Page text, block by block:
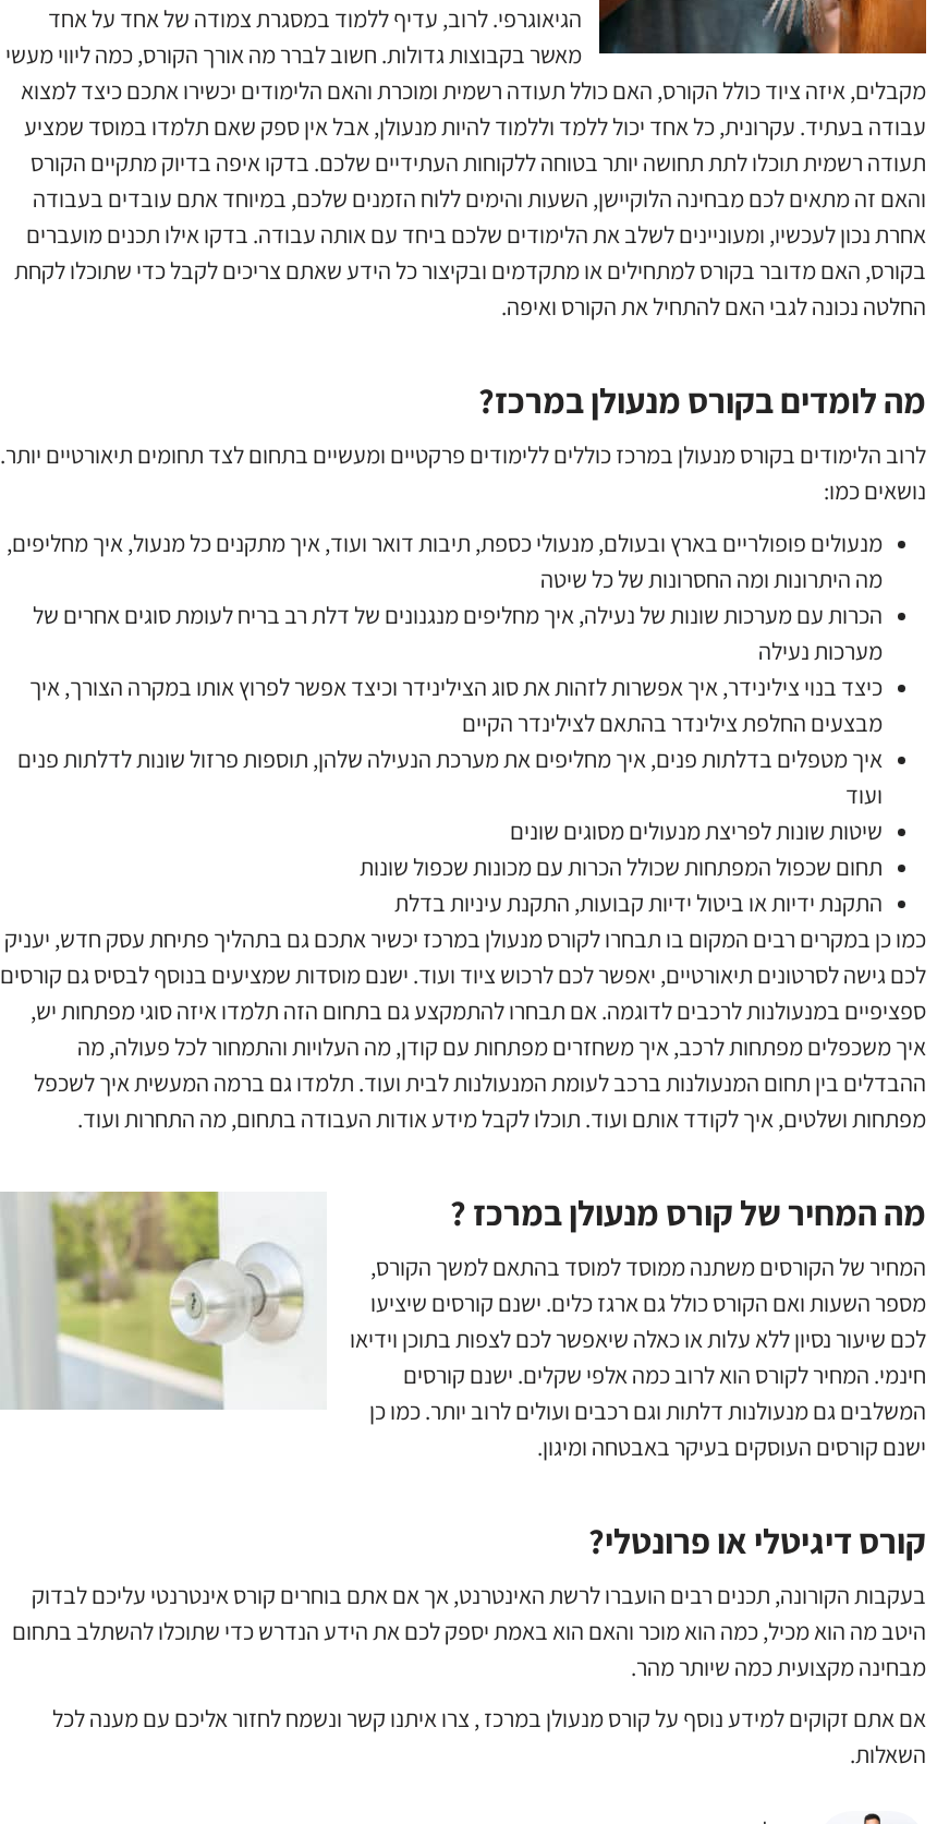
הגיאוגרפי.לרוב, עדיף ללמוד במסגרת צמודה של אחד על אחד
מאשר בקבוצות גדולות. חשוב לברר מה אורך הקורס,כמה ליווי מעשי
מקבלים,איזה ציוד כולל הקורס, האם כולל תעודה רשמית ומוכרת והאם הלימודים יכשירו אתכם כיצד למצוא
עבודה בעתיד. עקרונית,כל אחד יכול ללמד וללמוד להיות מנעולן,אבל אין ספק שאם תלמדו במוסד שמציע
תעודה רשמית תוכלו לתת תחושה יותר בטוחה ללקוחות העתידיים שלכם. בדקו איפה בדיוק מתקיים הקורס
והאם זה מתאים לכם מבחינה הלוקיישן, השעות והימים ללוח הזמנים שלכם, במיוחד אתם עובדים בעבודה
אחרת נכון לעכשיו, ומעוניינים לשלב את הלימודים שלכם ביחד עם אותה עבודה. בדקו אילו תכנים מועברים
בקורס, האם מדובר בקורס למתחילים או מתקדמים ובקיצור כל הידע שאתם צריכים לקבל כדי שתוכלו לקחת
החלטה נכונה לגבי האם להתחיל את הקורס ואיפה.
מה לומדים בקורס מנעולן במרכז?
לרוב הלימודים בקורס מנעולן במרכז כוללים ללימודים פרקטיים ומעשיים בתחום לצד תחומים תיאורטיים יותר.
נושאים כמו:
מנעולים פופולריים בארץ ובעולם,מנעולי כספת, תיבות דואר ועוד,איך מתקנים כל מנעול,איך מחליפים,
מה היתרונות ומה החסרונות של כל שיטה
הכרות עם מערכות שונות של נעילה,איך מחליפים מנגנונים של דלת רב בריח לעומת סוגים אחרים של
מערכות נעילה
כיצד בנוי צילינידר,איך אפשרות לזהות את סוג הצילינידר וכיצד אפשר לפרוץ אותו במקרה הצורך,איך
מבצעים החלפת צילינדר בהתאם לצילינדר הקיים
איך מטפלים בדלתות פנים,איך מחליפים את מערכת הנעילה שלהן, תוספות פרזול שונות לדלתות פנים
ועוד
שיטות שונות לפריצת מנעולים מסוגים שונים
תחום שכפול המפתחות שכולל הכרות עם מכונות שכפול שונות
התקנת ידיות או ביטול ידיות קבועות, התקנת עיניות בדלת
כמו כן במקרים רבים המקום בו תבחרו לקורס מנעולן במרכז יכשיר אתכם גם בתהליך פתיחת עסק חדש, יעניק
לכם גישה לסרטונים תיאורטיים, יאפשר לכם לרכוש ציוד ועוד. ישנם מוסדות שמציעים בנוסף לבסיס גם קורסים
ספציפיים במנעולנות לרכבים לדוגמה.אם תבחרו להתמקצע גם בתחום הזה תלמדו איזה סוגי מפתחות יש,
איך משכפלים מפתחות לרכב,איך משחזרים מפתחות עם קודן,מה העלויות והתמחור לכל פעולה,מה
ההבדלים בין תחום המנעולנות ברכב לעומת המנעולנות לבית ועוד. תלמדו גם ברמה המעשית איך לשכפל
מפתחות ושלטים,איך לקודד אותם ועוד. תוכלו לקבל מידע אודות העבודה בתחום,מה התחרות ועוד.
מה המחיר של קורס מנעולן במרכז ?
המחיר של הקורסים משתנה ממוסד למוסד בהתאם למשך הקורס,
מספר השעות ואם הקורס כולל גם ארגז כלים. ישנם קורסים שיציעו
לכם שיעור נסיון ללא עלות או כאלה שיאפשר לכם לצפות בתוכן וידיאו
חינמי. המחיר לקורס הוא לרוב כמה אלפי שקלים. ישנם קורסים
המשלבים גם מנעולנות דלתות וגם רכבים ועולים לרוב יותר.כמו כן
ישנם קורסים העוסקים בעיקר באבטחה ומיגון.
קורס דיגיטלי או פרונטלי?
בעקבות הקורונה, תכנים רבים הועברו לרשת האינטרנט,אך אם אתם בוחרים קורס אינטרנטי עליכם לבדוק
היטב מה הוא מכיל,כמה הוא מוכר והאם הוא באמת יספק לכם את הידע הנדרש כדי שתוכלו להשתלב בתחום
מבחינה מקצועית כמה שיותר מהר.
אם אתם זקוקים למידע נוסף על קורס מנעולן במרכז, צרו איתנו קשר ונשמח לחזור אליכם עם מענה לכל
השאלות.